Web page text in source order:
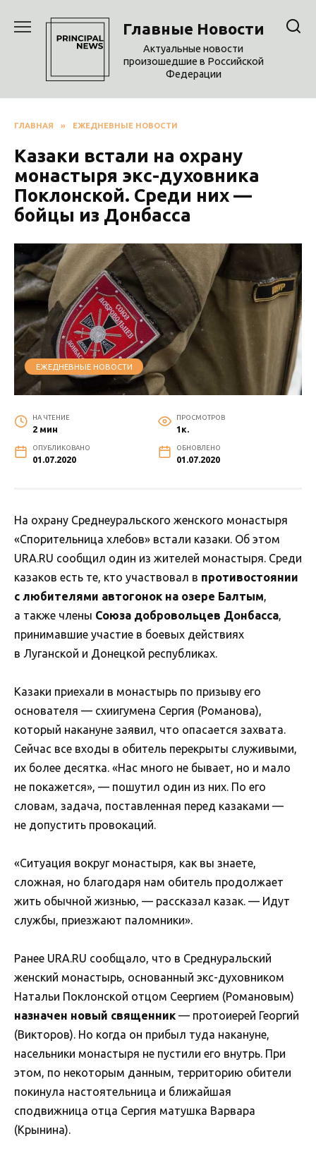
содержанию
Главные Новости
Актуальные новости
произошедшие в Российской
Федерации
ГЛАВНАЯ » ЕЖЕДНЕВНЫЕ НОВОСТИ
Казаки встали на охрану
монастыря экс-духовника
Поклонской. Среди них —
бойцы из Донбасса
ЕЖЕДНЕВНЫЕ НОВОСТИ
НА ЧТЕНИЕ
2 мин
ПРОСМОТРОВ
1к.
ОПУБЛИКОВАНО
01.07.2020
ОБНОВЛЕНО
01.07.2020
На охрану Среднеуральского женского монастыря
«Спорительница хлебов» встали казаки. Об этом
URA.RU сообщил один из жителей монастыря. Среди
казаков есть те, кто участвовал в противостоянии
с любителями автогонок на озере Балтым
а также члены Союза добровольцев Донбасса
принимавшие участие в боевых действиях
в Луганской и Донецкой республиках.
Казаки приехали в монастырь по призыву его
основателя — схиигумена Сергия (Романова),
который накануне заявил, что опасается захвата.
Сейчас все входы в обитель перекрыты служивыми,
их более десятка. «Нас много не бывает, но и мало
не покажется», — пошутил один из них. По его
словам, задача, поставленная перед казаками —
не допустить провокаций.
«Ситуация вокруг монастыря, как вы знаете,
сложная, но благодаря нам обитель продолжает
жить обычной жизнью, — рассказал казак. — Идут
службы, приезжают паломники».
Ранее URA.RU сообщало, что в Среднуральский
женский монастырь, основанный экс-духовником
Натальи Поклонской отцом Сеергием (Романовым)
назначен новый священник — протоиерей Георгий
(Викторов). Но когда он прибыл туда накануне,
насельники монастыря не пустили его внутрь. При
этом, по некоторым данным, территорию обители
покинула настоятельница и ближайшая
сподвижница отца Сергия матушка Варвара
(Крынина).